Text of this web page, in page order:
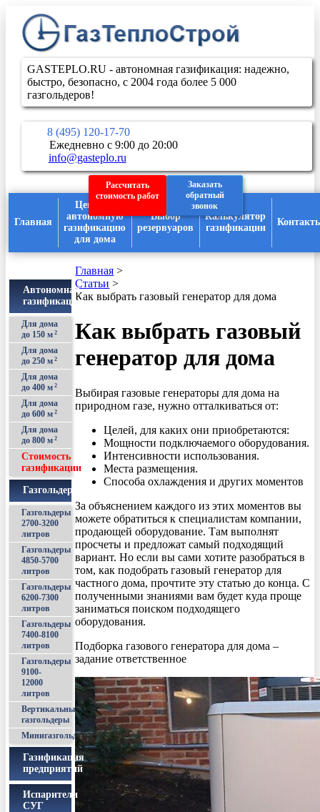
Рассчитать
стоимость работ
Заказать
обратный
звонок
GASTEPLO.RU - автономная газификация: надежно,
быстро, безопасно, с 2004 года более 5 000
газгольдеров!
8 (495) 120-17-70
Ежедневно с 9:00 до 20:00
info@gasteplo.ru
Главная
Цены на
автономную
газификацию
для дома
Выбор
резервуаров
Калькулятор
газификации
Автономная
газификация
Для дома
до 150 м 2
Для дома
до 250 м 2
Для дома
до 400 м 2
Для дома
до 600 м 2
Для дома
до 800 м 2
Стоимость
газификации
Газгольдеры
Газгольдеры
2700-3200
литров
Газгольдеры
4850-5700
литров
Газгольдеры
6200-7300
литров
Газгольдеры
7400-8100
литров
Газгольдеры
9100-
12000
литров
Вертикальные
газгольдеры
Минигазгольдеры
Газификация
предприятий
Испарители
СУГ
Главная >
Статьи >
Как выбрать газовый генератор для дома
Как выбрать газовый
генератор для дома
Выбирая газовые генераторы для дома на
природном газе, нужно отталкиваться от:
Целей, для каких они приобретаются:
Мощности подключаемого оборудования.
Интенсивности использования.
Места размещения.
Способа охлаждения и других моментов
За объяснением каждого из этих моментов вы
можете обратиться к специалистам компании,
продающей оборудование. Там выполнят
просчеты и предложат самый подходящий
вариант. Но если вы сами хотите разобраться в
том, как подобрать газовый генератор для
частного дома, прочтите эту статью до конца. С
полученными знаниями вам будет куда проще
заниматься поиском подходящего
оборудования.
Подборка газового генератора для дома –
задание ответственное